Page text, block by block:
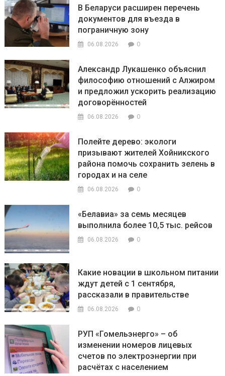
В Беларуси расширен перечень
документов для въезда в
пограничную зону
06.08.2026 0
Александр Лукашенко объяснил
философию отношений с Алжиром
и предложил ускорить реализацию
договорённостей
06.08.2026 0
Полейте дерево: экологи
призывают жителей Хойникского
района помочь сохранить зелень в
городах и на селе
06.08.2026 0
«Белавиа» за семь месяцев
выполнила более 10,5 тыс. рейсов
06.08.2026 0
Какие новации в школьном питании
ждут детей с 1 сентября,
рассказали в правительстве
06.08.2026 0
РУП «Гомельэнерго» – об
изменении номеров лицевых
счетов по электроэнергии при
расчётах с населением